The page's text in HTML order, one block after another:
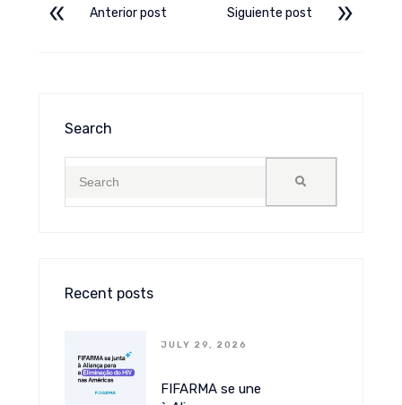
Anterior post Siguiente post
Search
Recent posts
JULY 29, 2026
FIFARMA se une